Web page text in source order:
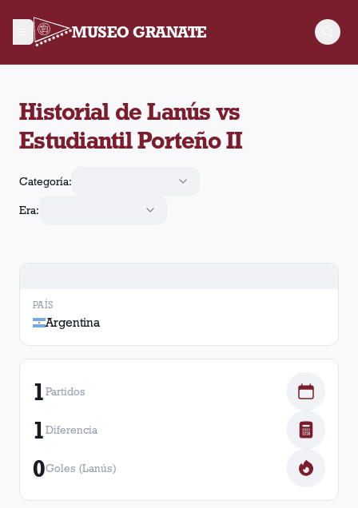
MUSEO GRANATE
Historial de Lanús vs
Estudiantil Porteño II
Categoría:
Era:
PAÍS
Argentina
1Partidos
1Diferencia
0Goles (Lanús)